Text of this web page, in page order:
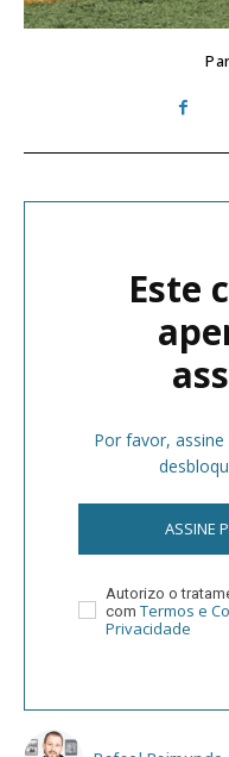
Este
Por favor,
ASSINE
Autorizo o
com Termos e
Privacidade